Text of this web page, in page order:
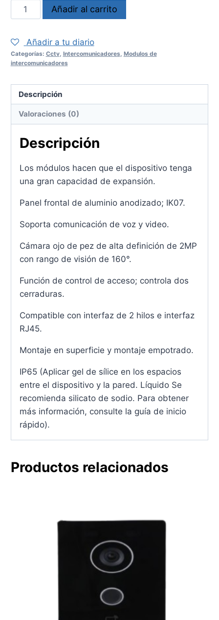
VTO4202FMN
cantidad
Añadir al carrito
Añadir a tu diario
Categorías: Cctv, Intercomunicadores, Modulos de
intercomunicadores
Descripción
Valoraciones (0)
Descripción
Los módulos hacen que el dispositivo tenga
una gran capacidad de expansión.
Panel frontal de aluminio anodizado; IK07.
Soporta comunicación de voz y video.
Cámara ojo de pez de alta definición de 2MP
con rango de visión de 160°.
Función de control de acceso; controla dos
cerraduras.
Compatible con interfaz de 2 hilos e interfaz
RJ45.
Montaje en superficie y montaje empotrado.
IP65 (Aplicar gel de sílice en los espacios
entre el dispositivo y la pared. Líquido Se
recomienda silicato de sodio. Para obtener
más información, consulte la guía de inicio
rápido).
Productos relacionados